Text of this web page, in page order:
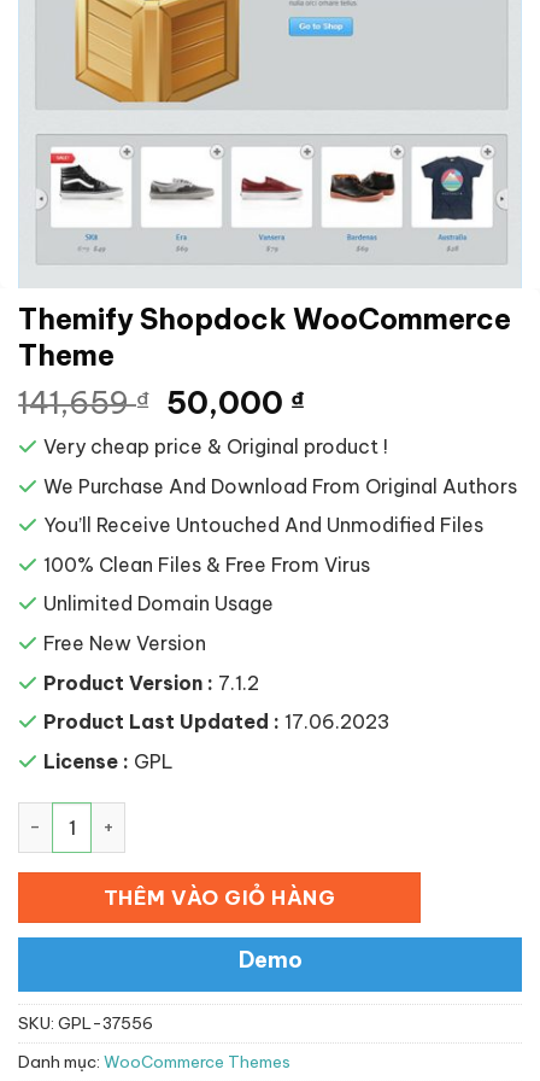
Themify Shopdock WooCommerce
Theme
141,659₫ Giá
gốc
là:
141,659 ₫.
50,000 ₫Giá
hiện
tại
là:
50,000 ₫.
Very cheap price & Original product !
We Purchase And Download From Original Authors
You’ll Receive Untouched And Unmodified Files
100% Clean Files & Free From Virus
Unlimited Domain Usage
Free New Version
Product Version : 7.1.2
Product Last Updated : 17.06.2023
License : GPL
THÊM VÀO GIỎ HÀNG
Demo
SKU: GPL-37556
Danh mục: WooCommerce Themes